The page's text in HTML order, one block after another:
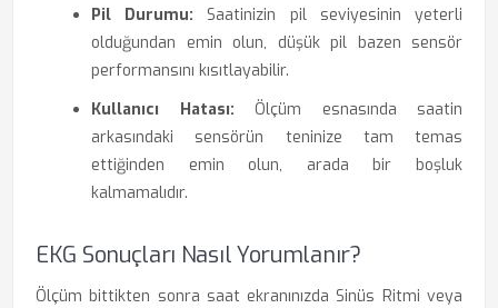
Pil Durumu: Saatinizin pil seviyesinin yeterli
olduğundan emin olun, düşük pil bazen sensör
performansını kısıtlayabilir.
Kullanıcı Hatası: Ölçüm esnasında saatin
arkasındaki sensörün teninize tam temas
ettiğinden emin olun, arada bir boşluk
kalmamalıdır.
EKG Sonuçları Nasıl Yorumlanır?
Ölçüm bittikten sonra saat ekranınızda Sinüs Ritmi veya